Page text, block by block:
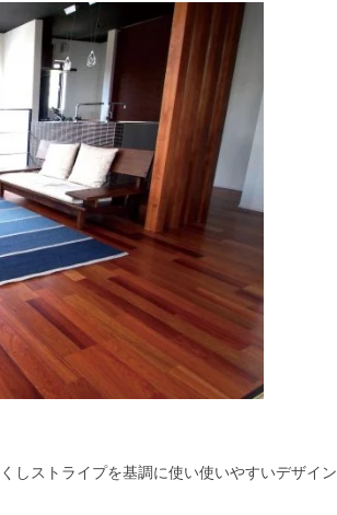
しストライプを基調に使い使いやすいデザイン